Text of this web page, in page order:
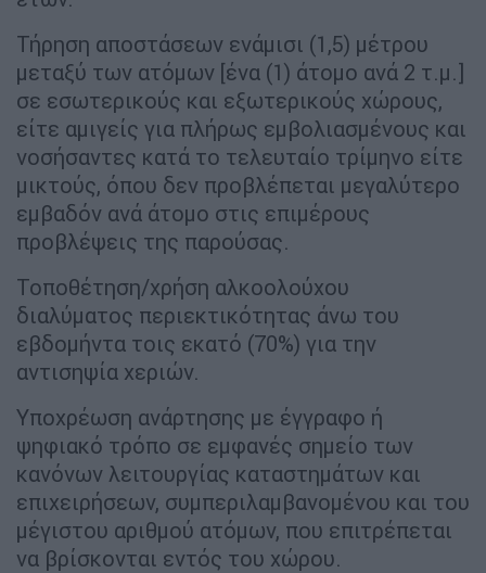
Τήρηση αποστάσεων ενάμισι (1,5) μέτρου
μεταξύ των ατόμων [ένα (1) άτομο ανά 2 τ.μ.]
σε εσωτερικούς και εξωτερικούς χώρους,
είτε αμιγείς για πλήρως εμβολιασμένους και
νοσήσαντες κατά το τελευταίο τρίμηνο είτε
μικτούς, όπου δεν προβλέπεται μεγαλύτερο
εμβαδόν ανά άτομο στις επιμέρους
προβλέψεις της παρούσας.
Τοποθέτηση/χρήση αλκοολούχου
διαλύματος περιεκτικότητας άνω του
εβδομήντα τοις εκατό (70%) για την
αντισηψία χεριών.
Υποχρέωση ανάρτησης με έγγραφο ή
ψηφιακό τρόπο σε εμφανές σημείο των
κανόνων λειτουργίας καταστημάτων και
επιχειρήσεων, συμπεριλαμβανομένου και του
μέγιστου αριθμού ατόμων, που επιτρέπεται
να βρίσκονται εντός του χώρου.